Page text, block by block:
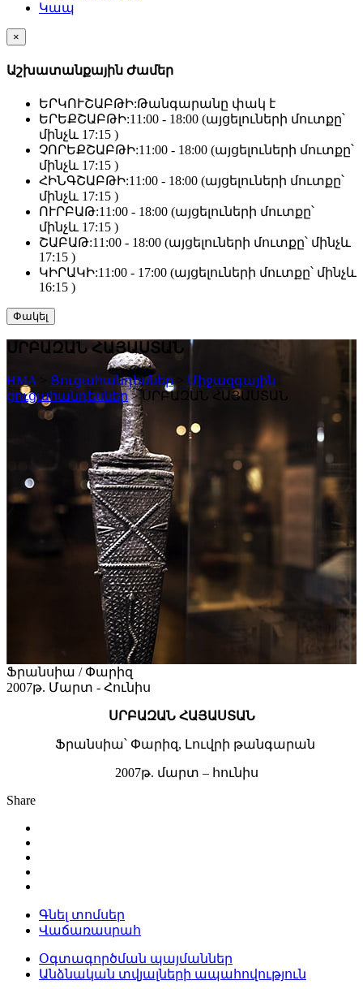
Կապ
×
Աշխատանքային Ժամեր
ԵՐԿՈՒՇԱԲԹԻ:Թանգարանը փակ է
ԵՐԵՔՇԱԲԹԻ:11:00 - 18:00 (այցելուների մուտքը՝
մինչև 17:15 )
ՉՈՐԵՔՇԱԲԹԻ:11:00 - 18:00 (այցելուների մուտքը՝
մինչև 17:15 )
ՀԻՆԳՇԱԲԹԻ:11:00 - 18:00 (այցելուների մուտքը՝
մինչև 17:15 )
ՈՒՐԲԱԹ:11:00 - 18:00 (այցելուների մուտքը՝
մինչև 17:15 )
ՇԱԲԱԹ:11:00 - 18:00 (այցելուների մուտքը՝ մինչև
17:15 )
ԿԻՐԱԿԻ:11:00 - 17:00 (այցելուների մուտքը՝ մինչև
16:15 )
Փակել
ՍՐԲԱԶԱՆ ՀԱՅԱՍՏԱՆ
HMA Ցուցահանդեսներ> Միջազգային
ցուցահանդեսներ>ՍՐԲԱԶԱՆ ՀԱՅԱՍՏԱՆ
Ֆրանսիա / Փարիզ
2007թ. Մարտ - Հունիս
ՍՐԲԱԶԱՆ ՀԱՅԱՍՏԱՆ
Ֆրանսիա՝ Փարիզ, Լուվրի թանգարան
2007թ. մարտ – հունիս
Share
Գնել տոմսեր
Վաճառասրահ
Օգտագործման պայմաններ
Անձնական տվյալների ապահովություն